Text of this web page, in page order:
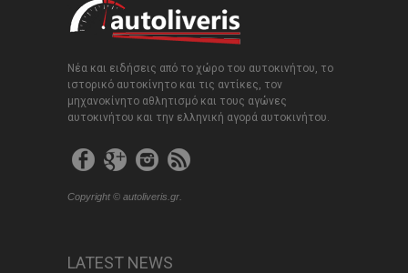
Νέα και ειδήσεις από το χώρο του αυτοκινήτου, το
ιστορικό αυτοκίνητο και τις αντίκες, τον
μηχανοκίνητο αθλητισμό και τους αγώνες
αυτοκινήτου και την ελληνική αγορά αυτοκινήτου.
Copyright © autoliveris.gr.
LATEST NEWS